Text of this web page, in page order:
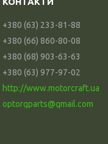
+380 (63) 233-81-88
+380 (66) 860-80-08
+380 (68) 903-63-63
+380 (63) 977-97-02
http://www.motorcraft.ua
optorgparts@gmail.com